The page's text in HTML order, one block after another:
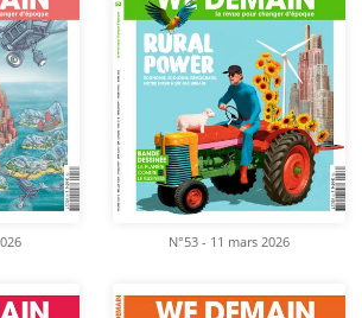
N°53 - 11 mars 2026